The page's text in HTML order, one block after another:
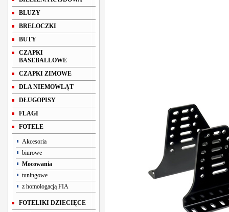
BLUZY
BRELOCZKI
BUTY
CZAPKI
BASEBALLOWE
CZAPKI ZIMOWE
DLA NIEMOWLĄT
DŁUGOPISY
FLAGI
FOTELE
Akcesoria
biurowe
Mocowania
tuningowe
z homologacją FIA
FOTELIKI DZIECIĘCE